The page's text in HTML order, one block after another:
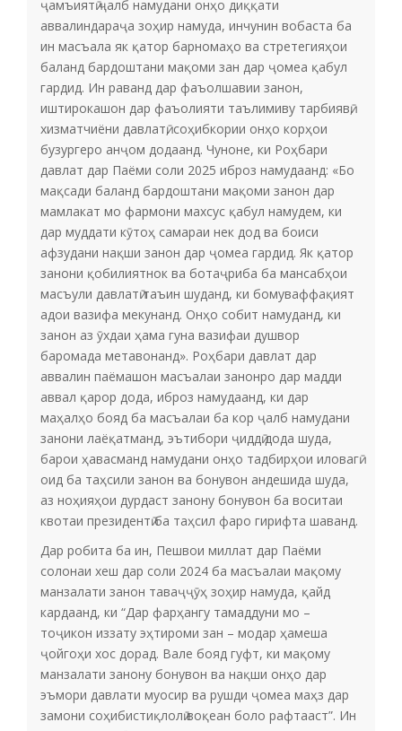
ҷамъиятӣ ҷалб намудани онҳо диққати
аввалиндараҷа зоҳир намуда, инчунин вобаста ба
ин масъала як қатор барномаҳо ва стретегияҳои
баланд бардоштани мақоми зан дар ҷомеа қабул
гардид. Ин раванд дар фаъолшавии занон,
иштирокашон дар фаъолияти таълимиву тарбиявӣ,
хизматчиёни давлатӣ, соҳибкории онҳо корҳои
бузургеро анҷом додаанд. Чуноне, ки Роҳбари
давлат дар Паёми соли 2025 иброз намудаанд: «Бо
мақсади баланд бардоштани мақоми занон дар
мамлакат мо фармони махсус қабул намудем, ки
дар муддати кӯтоҳ самараи нек дод ва боиси
афзудани нақши занон дар ҷомеа гардид. Як қатор
занони қобилиятнок ва ботаҷриба ба мансабҳои
масъули давлатӣ таъин шуданд, ки бомуваффақият
адои вазифа мекунанд. Онҳо собит намуданд, ки
занон аз ӯхдаи ҳама гуна вазифаи душвор
баромада метавонанд». Роҳбари давлат дар
аввалин паёмашон масъалаи занонро дар мадди
аввал қарор дода, иброз намудаанд, ки дар
маҳалҳо бояд ба масъалаи ба кор ҷалб намудани
занони лаёқатманд, эътибори ҷиддӣ дода шуда,
барои ҳавасманд намудани онҳо тадбирҳои иловагӣ
оид ба таҳсили занон ва бонувон андешида шуда,
аз ноҳияҳои дурдаст занону бонувон ба воситаи
квотаи президентӣ ба таҳсил фаро гирифта шаванд.
Дар робита ба ин, Пешвои миллат дар Паёми
солонаи хеш дар соли 2024 ба масъалаи мақому
манзалати занон таваҷҷӯҳ зоҳир намуда, қайд
кардаанд, ки “Дар фарҳангу тамаддуни мо –
тоҷикон иззату эҳтироми зан – модар ҳамеша
ҷойгоҳи хос дорад. Вале бояд гуфт, ки мақому
манзалати занону бонувон ва нақши онҳо дар
эъмори давлати муосир ва рушди ҷомеа маҳз дар
замони соҳибистиқлолӣ воқеан боло рафтааст”. Ин